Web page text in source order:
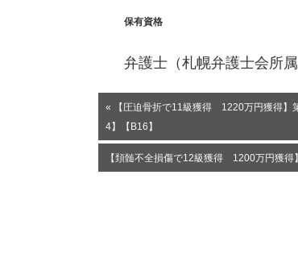
保有資格
弁護士（札幌弁護士会所
« 【圧迫骨折で11級獲得 1220万円獲得】
4】【B16】
【頚髄不全損傷で12級獲得 1200万円獲